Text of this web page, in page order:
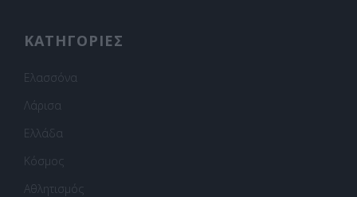
ΚΑΤΗΓΟΡΙΕΣ
Ελασσόνα
Λάρισα
Ελλάδα
Κόσμος
Αθλητισμός